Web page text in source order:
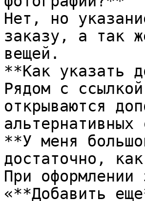
Нет, но
заказу, а так
вещей.
**Как указать
Рядом с
открываются
альтернативных
**У меня
достаточно,
При
«**Добавить